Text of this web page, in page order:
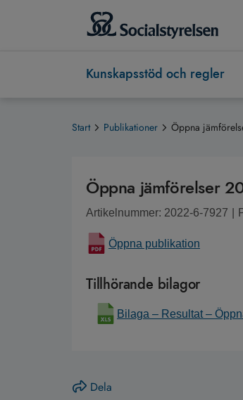
Kunskapsstöd och regler
Start Publikationer Öppna
Öppna jämförelser
Artikelnummer: 2022-6-7927
Öppna publikation
Tillhörande bilagor
Bilaga – Resultat –
Dela